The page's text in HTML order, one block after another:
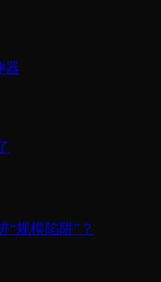
器
“规模陷阱”？